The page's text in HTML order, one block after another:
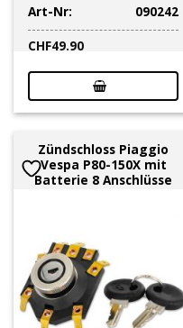
Art-Nr:
090242
CHF49.90
Zündschloss Piaggio
Vespa P80-150X mit
Batterie 8 Anschlüsse